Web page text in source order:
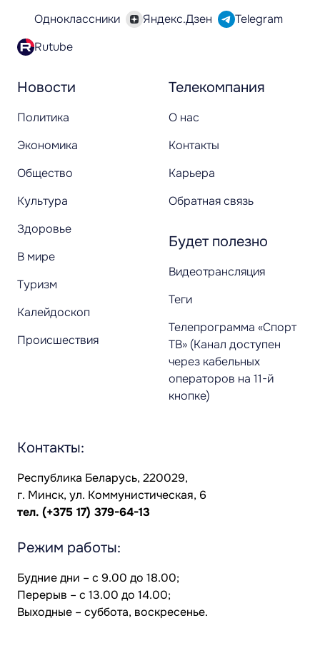
Новости
Политика
Экономика
Общество
Культура
Здоровье
В мире
Туризм
Калейдоскоп
Происшествия
Телекомпания
О нас
Контакты
Карьера
Обратная связь
Будет полезно
Видеотрансляция
Теги
Телепрограмма «Спорт
ТВ» (Канал доступен
через кабельных
операторов на 11-й
кнопке)
Одноклассники
Яндекс.Дзен
Telegram
Rutube
Контакты:
Республика Беларусь, 220029,
г. Минск, ул. Коммунистическая, 6
тел. (+375 17) 379-64-13
Режим работы:
Будние дни – с 9.00 до 18.00;
Перерыв – с 13.00 до 14.00;
Выходные – суббота, воскресенье.